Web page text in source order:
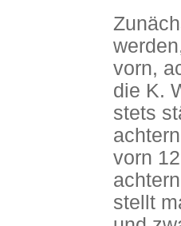
vorn,
die K.
stets
vorn
stellt